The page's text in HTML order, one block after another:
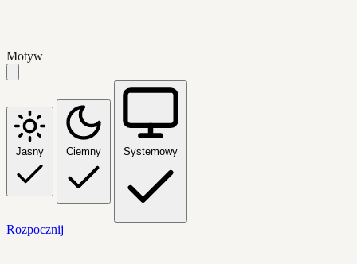
Motyw
Jasny Ciemny Systemowy
Rozpocznij